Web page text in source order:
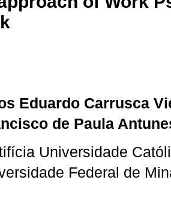
Eduardo Carrusca
de Paula
Universidade
Federal de